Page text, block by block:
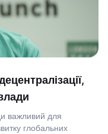
важливий для
глобальних